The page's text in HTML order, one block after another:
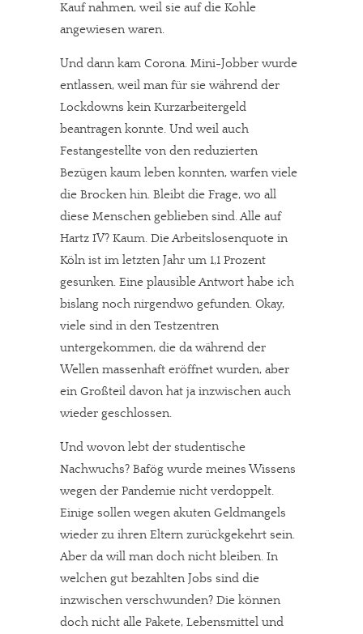
Kauf nahmen, weil sie auf die Kohle
angewiesen waren.
Und dann kam Corona. Mini-Jobber wurde
entlassen, weil man für sie während der
Lockdowns kein Kurzarbeitergeld
beantragen konnte. Und weil auch
Festangestellte von den reduzierten
Bezügen kaum leben konnten, warfen viele
die Brocken hin. Bleibt die Frage, wo all
diese Menschen geblieben sind. Alle auf
Hartz IV? Kaum. Die Arbeitslosenquote in
Köln ist im letzten Jahr um 1,1 Prozent
gesunken. Eine plausible Antwort habe ich
bislang noch nirgendwo gefunden. Okay,
viele sind in den Testzentren
untergekommen, die da während der
Wellen massenhaft eröffnet wurden, aber
ein Großteil davon hat ja inzwischen auch
wieder geschlossen.
Und wovon lebt der studentische
Nachwuchs? Bafög wurde meines Wissens
wegen der Pandemie nicht verdoppelt.
Einige sollen wegen akuten Geldmangels
wieder zu ihren Eltern zurückgekehrt sein.
Aber da will man doch nicht bleiben. In
welchen gut bezahlten Jobs sind die
inzwischen verschwunden? Die können
doch nicht alle Pakete, Lebensmittel und